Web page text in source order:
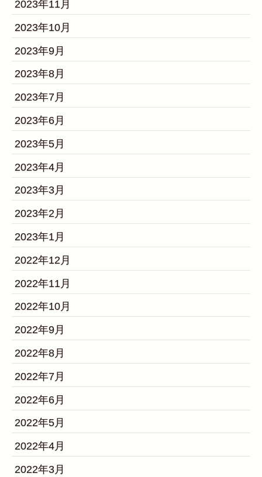
2023年11月
2023年10月
2023年9月
2023年8月
2023年7月
2023年6月
2023年5月
2023年4月
2023年3月
2023年2月
2023年1月
2022年12月
2022年11月
2022年10月
2022年9月
2022年8月
2022年7月
2022年6月
2022年5月
2022年4月
2022年3月